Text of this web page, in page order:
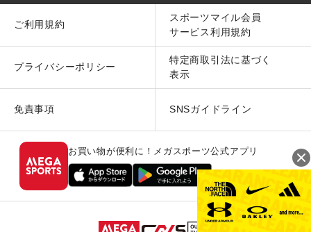
ご利用規約
スポーツマイル会員
サービス利用規約
プライバシーポリシー
特定商取引法に基づく
表示
免責事項 SNSガイドライン
お買い物が便利に！メガスポーツ公式アプリ